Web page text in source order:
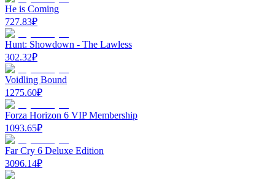
He is Coming
727.83₽
Hunt: Showdown - The Lawless
302.32₽
Voidling Bound
1275.60₽
Forza Horizon 6 VIP Membership
1093.65₽
Far Cry 6 Deluxe Edition
3096.14₽